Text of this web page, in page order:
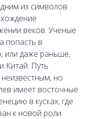
из символов
веков. Ученые
попасть в
даже раньше,
Китай. Путь
но
имеет восточные
в кусках, где
к новой роли.